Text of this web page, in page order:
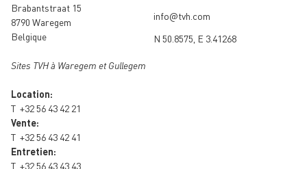
Brabantstraat 15
8790 Waregem
Belgique
Sites TVH à Waregem et Gullegem
Location:
T +32 56 43 42 21
Vente:
T +32 56 43 42 41
Entretien:
T +32 56 43 43 43
info@tvh.com
N 50.8575, E 3.41268